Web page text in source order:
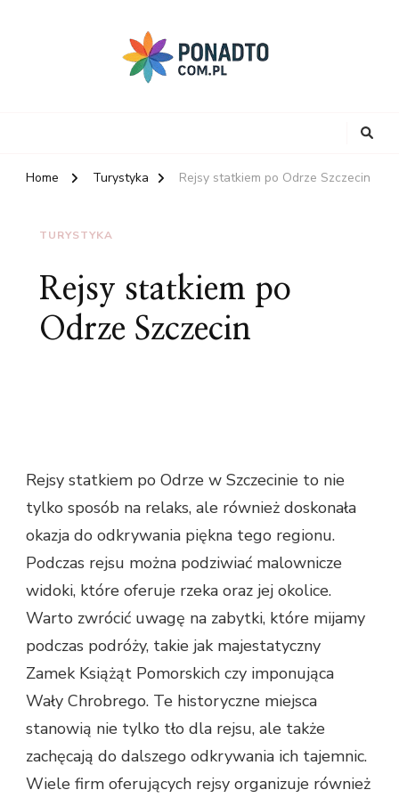
Home Turystyka Rejsy statkiem po Odrze Szczecin
TURYSTYKA
Rejsy statkiem po
Odrze Szczecin
Rejsy statkiem po Odrze w Szczecinie to nie
tylko sposób na relaks, ale również doskonała
okazja do odkrywania piękna tego regionu.
Podczas rejsu można podziwiać malownicze
widoki, które oferuje rzeka oraz jej okolice.
Warto zwrócić uwagę na zabytki, które mijamy
podczas podróży, takie jak majestatyczny
Zamek Książąt Pomorskich czy imponująca
Wały Chrobrego. Te historyczne miejsca
stanowią nie tylko tło dla rejsu, ale także
zachęcają do dalszego odkrywania ich tajemnic.
Wiele firm oferujących rejsy organizuje również